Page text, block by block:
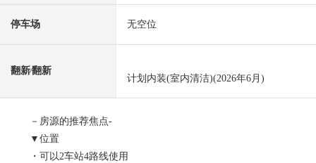
停车场 无空位
翻新⁄翻新
计划内装(室内清洁)(2026年6月)
－房源的推荐焦点-
▼位置
・可以2车站4路线使用